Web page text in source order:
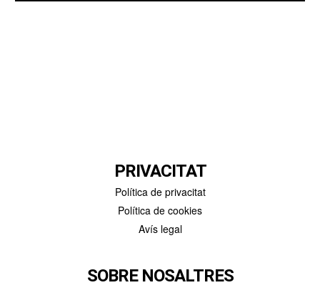
PRIVACITAT
Política de privacitat
Política de cookies
Avís legal
SOBRE NOSALTRES